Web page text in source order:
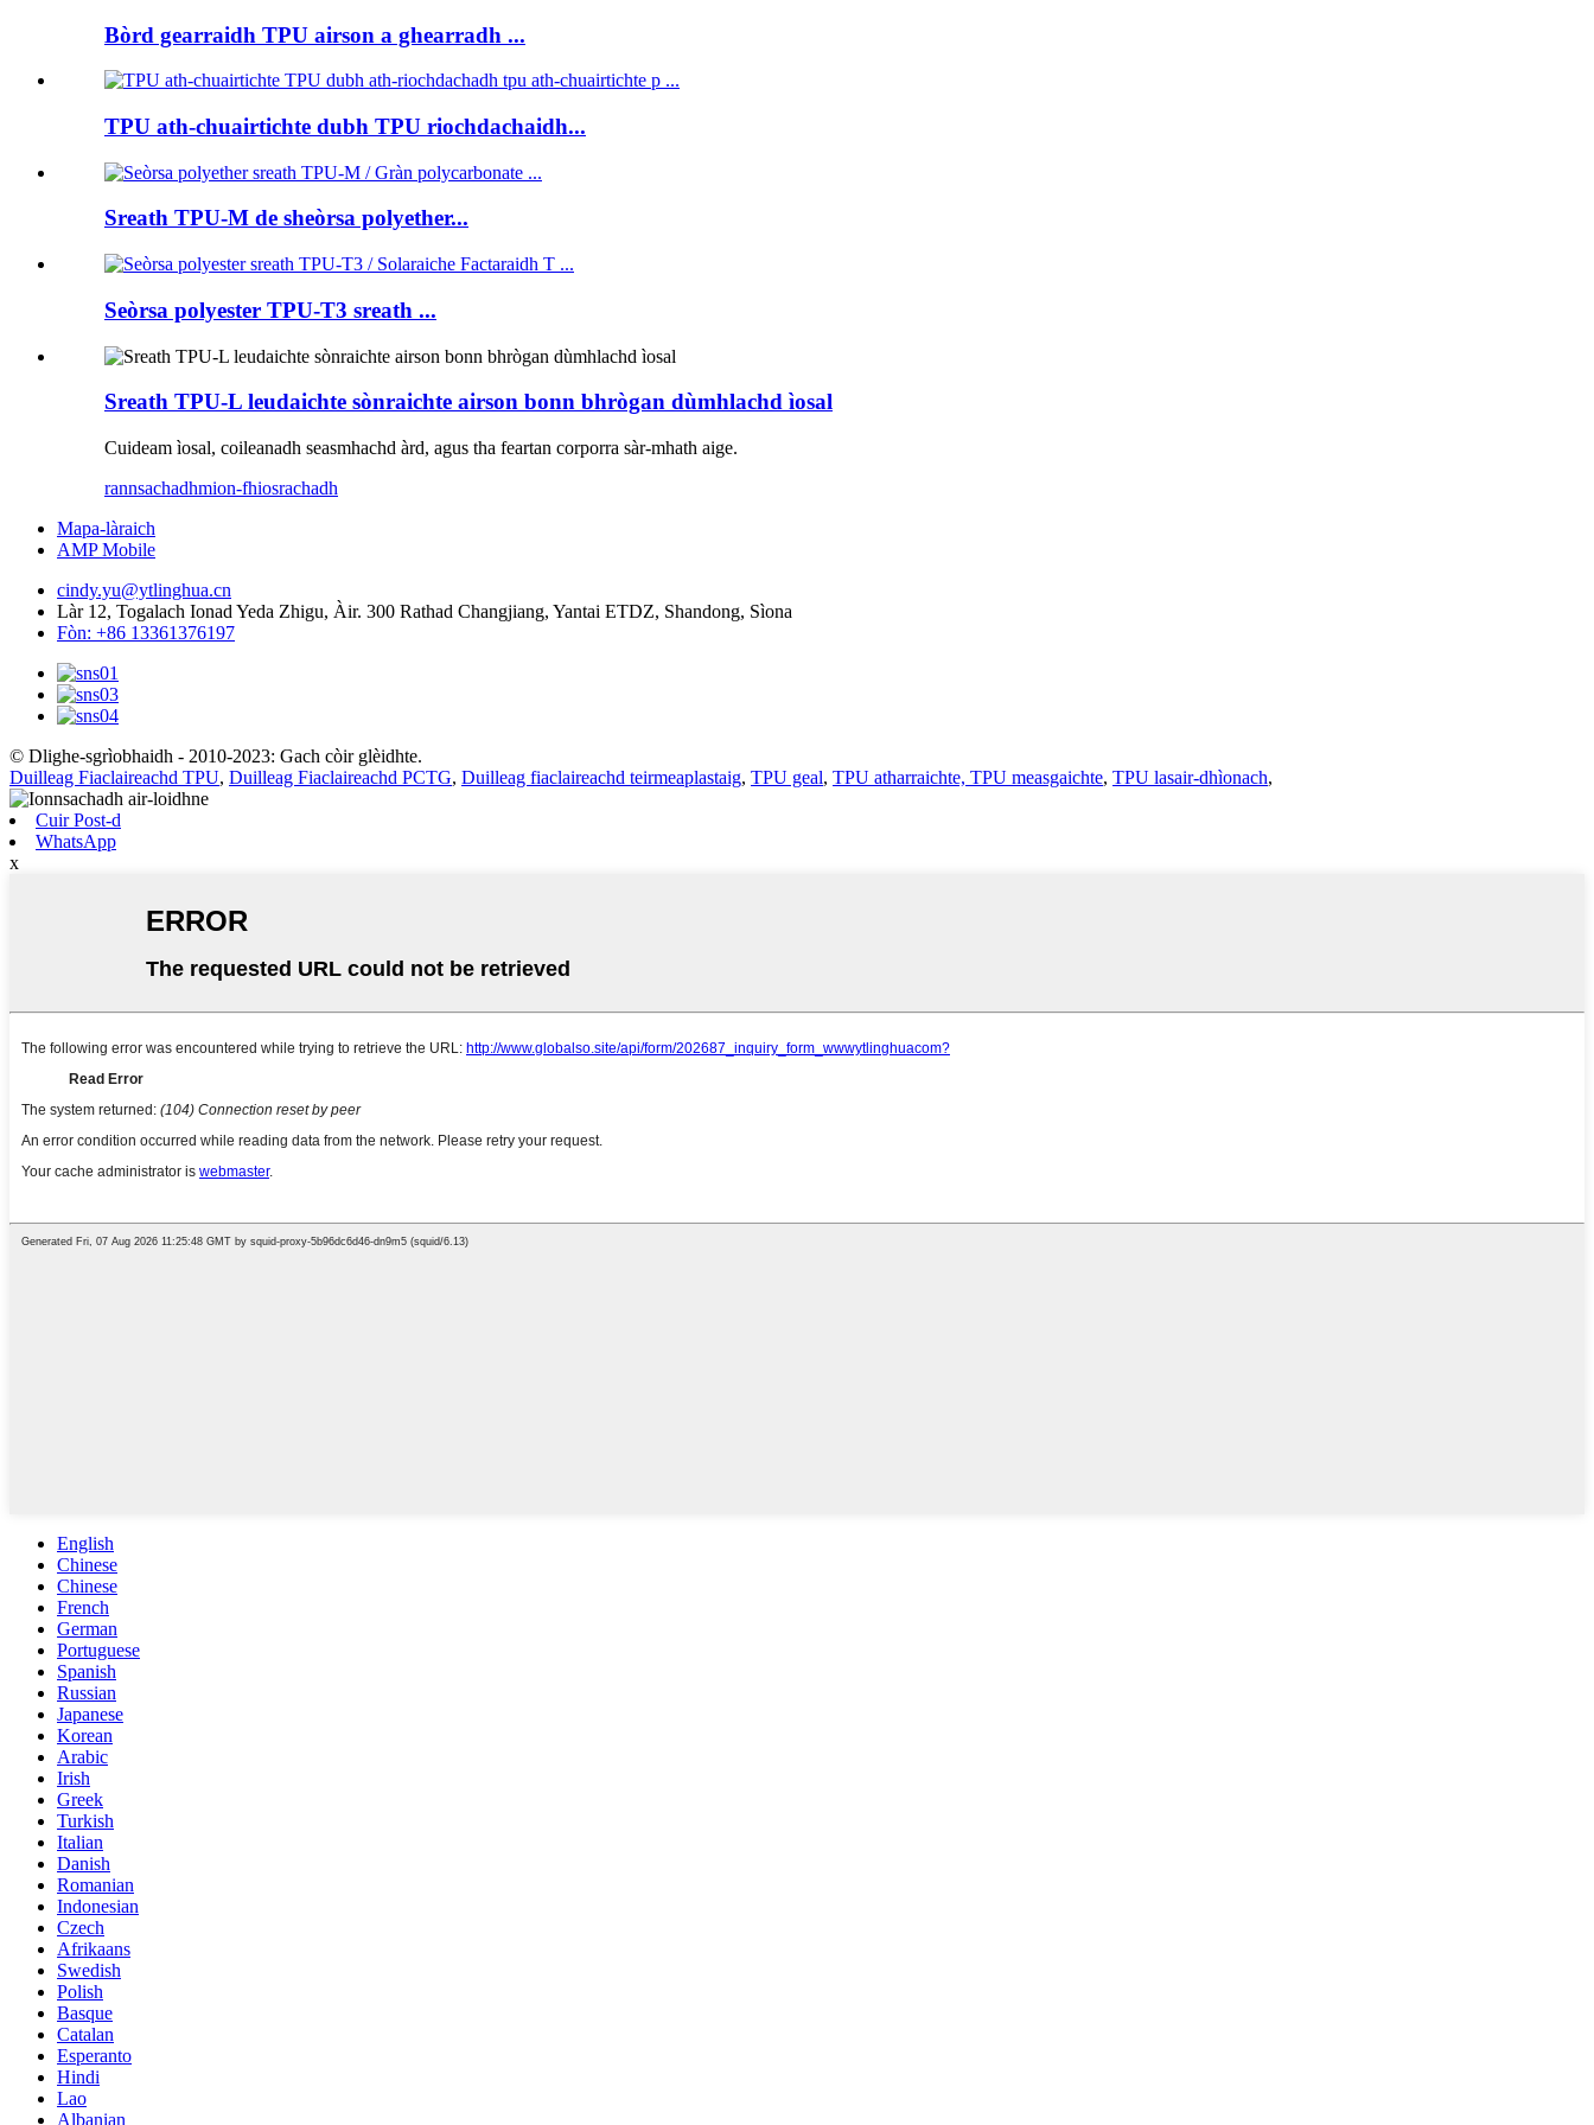
Bòrd gearraidh TPU airson a ghearradh ...
TPU ath-chuairtichte dubh TPU riochdachaidh...
Sreath TPU-M de sheòrsa polyether...
Seòrsa polyester TPU-T3 sreath ...
Sreath TPU-L leudaichte sònraichte airson bonn bhrògan dùmhlachd ìosal
Cuideam ìosal, coileanadh seasmhachd àrd, agus tha feartan corporra sàr-mhath aige.
rannsachadhmion-fhiosrachadh
Mapa-làraich
AMP Mobile
cindy.yu@ytlinghua.cn
Làr 12, Togalach Ionad Yeda Zhigu, Àir. 300 Rathad Changjiang, Yantai ETDZ, Shandong, Sìona
Fòn: +86 13361376197
© Dlighe-sgrìobhaidh - 2010-2023: Gach còir glèidhte.
Duilleag Fiaclaireachd TPU, Duilleag Fiaclaireachd PCTG, Duilleag fiaclaireachd teirmeaplastaig, TPU geal, TPU atharraichte, TPU measgaichte, TPU lasair-dhìonach,
Cuir Post-d
WhatsApp
x
English
Chinese
Chinese
French
German
Portuguese
Spanish
Russian
Japanese
Korean
Arabic
Irish
Greek
Turkish
Italian
Danish
Romanian
Indonesian
Czech
Afrikaans
Swedish
Polish
Basque
Catalan
Esperanto
Hindi
Lao
Albanian